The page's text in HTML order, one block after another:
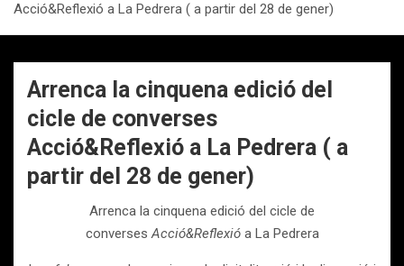
Acció&Reflexió a La Pedrera ( a partir del 28 de gener)
Arrenca la cinquena edició del
cicle de converses
Acció&Reflexió a La Pedrera ( a
partir del 28 de gener)
Arrenca la cinquena edició del cicle de
conversesAcció&Reflexióa La Pedrera